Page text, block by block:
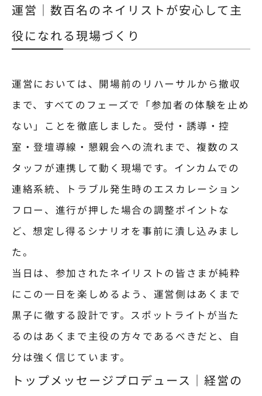
運営｜数百名のネイリストが安心して主
役になれる現場づくり
運営においては、開場前のリハーサルから撤収
まで、すべてのフェーズで「参加者の体験を止め
ない」ことを徹底しました。受付・誘導・控
室・登壇導線・懇親会への流れまで、複数のス
タッフが連携して動く現場です。インカムでの
連絡系統、トラブル発生時のエスカレーション
フロー、進行が押した場合の調整ポイントな
ど、想定し得るシナリオを事前に潰し込みまし
た。
当日は、参加されたネイリストの皆さまが純粋
にこの一日を楽しめるよう、運営側はあくまで
黒子に徹する設計です。スポットライトが当た
るのはあくまで主役の方々であるべきだと、自
分は強く信じています。
トップメッセージプロデュース｜経営の